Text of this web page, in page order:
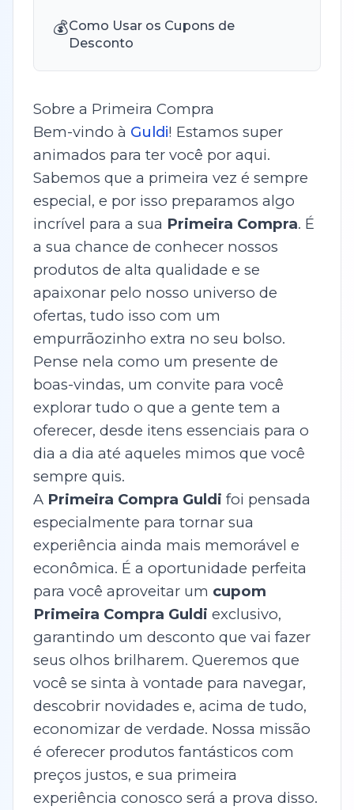
💰Como Usar os Cupons de
Desconto
Sobre a Primeira Compra
Bem-vindo à Guldi! Estamos super
animados para ter você por aqui.
Sabemos que a primeira vez é sempre
especial, e por isso preparamos algo
incrível para a sua Primeira Compra. É
a sua chance de conhecer nossos
produtos de alta qualidade e se
apaixonar pelo nosso universo de
ofertas, tudo isso com um
empurrãozinho extra no seu bolso.
Pense nela como um presente de
boas-vindas, um convite para você
explorar tudo o que a gente tem a
oferecer, desde itens essenciais para o
dia a dia até aqueles mimos que você
sempre quis.
A Primeira Compra Guldi foi pensada
especialmente para tornar sua
experiência ainda mais memorável e
econômica. É a oportunidade perfeita
para você aproveitar um cupom
Primeira Compra Guldi exclusivo,
garantindo um desconto que vai fazer
seus olhos brilharem. Queremos que
você se sinta à vontade para navegar,
descobrir novidades e, acima de tudo,
economizar de verdade. Nossa missão
é oferecer produtos fantásticos com
preços justos, e sua primeira
experiência conosco será a prova disso.